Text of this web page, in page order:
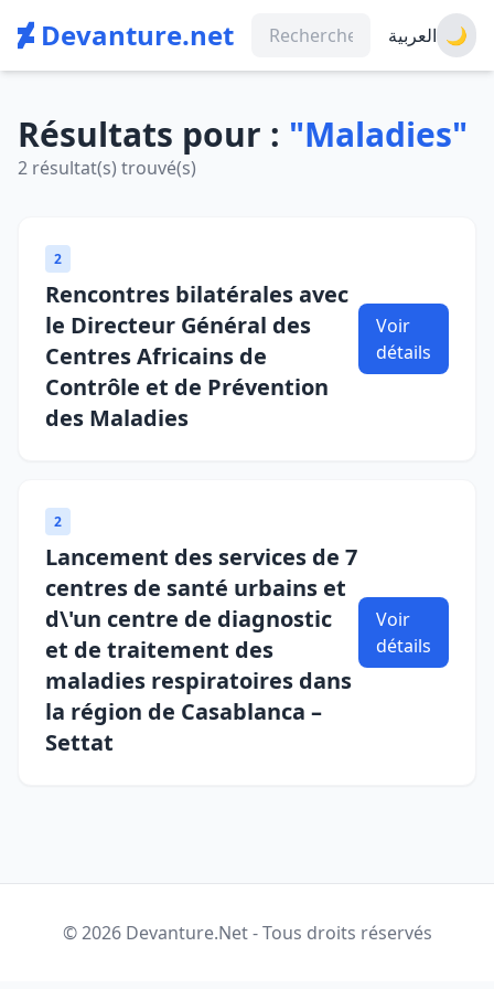
Devanture.net العربية 🌙
Résultats pour : "Maladies"
2 résultat(s) trouvé(s)
2
Rencontres bilatérales avec
le Directeur Général des
Centres Africains de
Contrôle et de Prévention
des Maladies
Voir
détails
2
Lancement des services de 7
centres de santé urbains et
d\'un centre de diagnostic
et de traitement des
maladies respiratoires dans
la région de Casablanca –
Settat
Voir
détails
© 2026 Devanture.Net - Tous droits réservés